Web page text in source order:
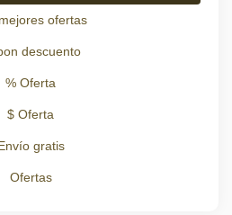
ofertas
descuento
% Oferta
$ Oferta
gratis
Ofertas